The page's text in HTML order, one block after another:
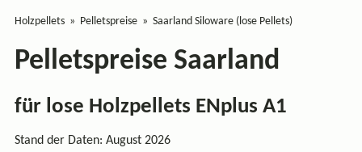
Holzpellets Pelletspreise Saarland Siloware (lose Pellets)
Pelletspreise Saarland
für lose Holzpellets ENplus A1
Stand der Daten: August 2026